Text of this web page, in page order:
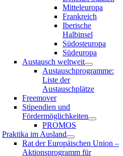
Mitteleuropa
Frankreich
Iberische
Halbinsel
Südosteuropa
Südeuropa
Austausch weltweit
Austauschprogramme:
Liste der
Austauschplätze
Freemover
Stipendien und
Fördermöglichkeiten
PROMOS
Praktika im Ausland
Rat der Europäischen Union –
Aktionsprogramm für